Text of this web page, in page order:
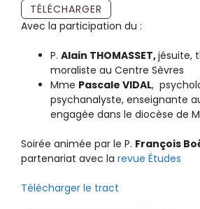
TÉLÉCHARGER
Avec la participation du :
P. Alain THOMASSET,jésuite,
moraliste au Centre Sèvres
Mme Pascale VIDAL,
psychanalyste, enseignante
engagée dans le diocèse de
Soirée animée par le P. François
partenariat avec la revue Études
Télécharger le tract